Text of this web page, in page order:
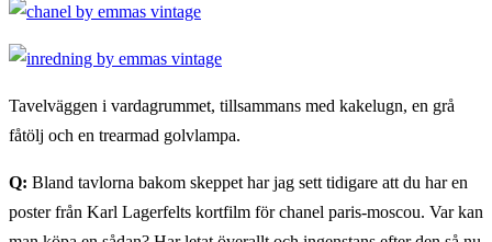
Tavelväggen i vardagrummet, tillsammans med kakelugn, en grå
fåtölj och en trearmad golvlampa.
Q: Bland tavlorna bakom skeppet har jag sett tidigare att du har en
poster från Karl Lagerfelts kortfilm för chanel paris-moscou. Var kan